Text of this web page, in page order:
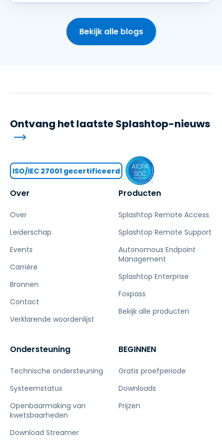
Bekijk alle blogs
Over
Over
Leiderschap
Events
Carrière
Bronnen
Contact
Verklarende woordenlijst
Producten
Splashtop Remote Access
Splashtop Remote Support
Autonomous Endpoint
Management
Splashtop Enterprise
Foxpass
Bekijk alle producten
Ondersteuning
Technische ondersteuning
Systeemstatus
Openbaarmaking van
kwetsbaarheden
Download Streamer
BEGINNEN
Gratis proefperiode
Downloads
Prijzen
Ontvang het laatste Splashtop-nieuws
ISO/IEC 27001 gecertificeerd